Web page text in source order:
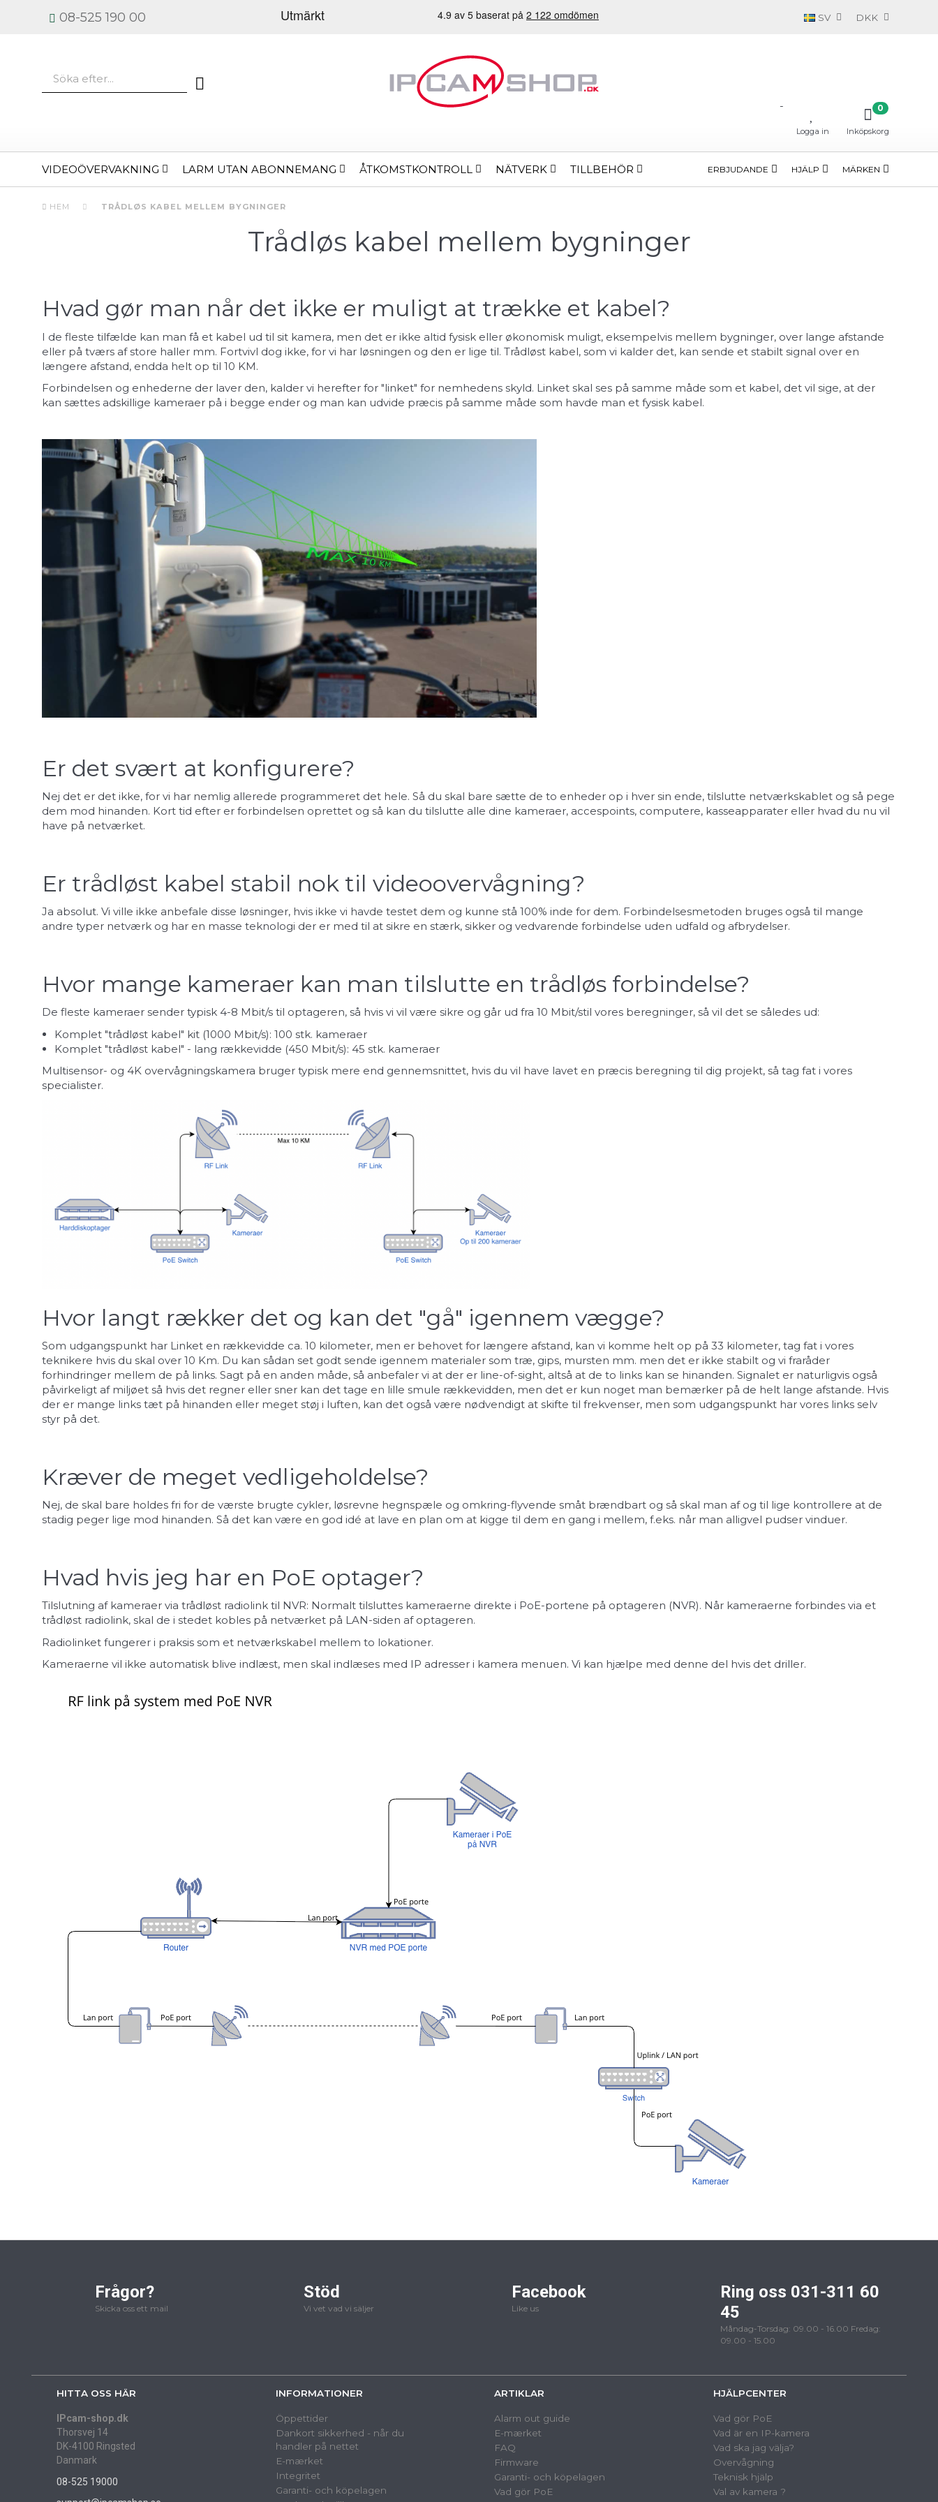
SV DKK
08-525 190 00
-
Logga in Inköpskorg
0
VIDEOÖVERVAKNING LARM UTAN ABONNEMANG ÅTKOMSTKONTROLL NÄTVERK TILLBEHÖR ERBJUDANDE HJÄLP MÄRKEN
HEM TRÅDLØS KABEL MELLEM BYGNINGER
Trådløs kabel mellem bygninger
Hvad gør man når det ikke er muligt at trække et kabel?
I de fleste tilfælde kan man få et kabel ud til sit kamera, men det er ikke altid fysisk eller økonomisk muligt, eksempelvis mellem bygninger, over lange afstande
eller på tværs af store haller mm. Fortvivl dog ikke, for vi har løsningen og den er lige til. Trådløst kabel, som vi kalder det, kan sende et stabilt signal over en
længere afstand, endda helt op til 10 KM.
Forbindelsen og enhederne der laver den, kalder vi herefter for "linket" for nemhedens skyld. Linket skal ses på samme måde som et kabel, det vil sige, at der
kan sættes adskillige kameraer på i begge ender og man kan udvide præcis på samme måde som havde man et fysisk kabel.
Er det svært at konfigurere?
Nej det er det ikke, for vi har nemlig allerede programmeret det hele. Så du skal bare sætte de to enheder op i hver sin ende, tilslutte netværkskablet og så pege
dem mod hinanden. Kort tid efter er forbindelsen oprettet og så kan du tilslutte alle dine kameraer, accespoints, computere, kasseapparater eller hvad du nu vil
have på netværket.
Er trådløst kabel stabil nok til videoovervågning?
Ja absolut. Vi ville ikke anbefale disse løsninger, hvis ikke vi havde testet dem og kunne stå 100% inde for dem. Forbindelsesmetoden bruges også til mange
andre typer netværk og har en masse teknologi der er med til at sikre en stærk, sikker og vedvarende forbindelse uden udfald og afbrydelser.
Hvor mange kameraer kan man tilslutte en trådløs forbindelse?
De fleste kameraer sender typisk 4-8 Mbit/s til optageren, så hvis vi vil være sikre og går ud fra 10 Mbit/stil vores beregninger, så vil det se således ud:
Komplet "trådløst kabel" kit (1000 Mbit/s): 100 stk. kameraer
Komplet "trådløst kabel" - lang rækkevidde (450 Mbit/s): 45 stk. kameraer
Multisensor- og 4K overvågningskamera bruger typisk mere end gennemsnittet, hvis du vil have lavet en præcis beregning til dig projekt, så tag fat i vores
specialister.
Hvor langt rækker det og kan det "gå" igennem vægge?
Som udgangspunkt har Linket en rækkevidde ca. 10 kilometer, men er behovet for længere afstand, kan vi komme helt op på 33 kilometer, tag fat i vores
teknikere hvis du skal over 10 Km. Du kan sådan set godt sende igennem materialer som træ, gips, mursten mm. men det er ikke stabilt og vi fraråder
forhindringer mellem de på links. Sagt på en anden måde, så anbefaler vi at der er line-of-sight, altså at de to links kan se hinanden. Signalet er naturligvis også
påvirkeligt af miljøet så hvis det regner eller sner kan det tage en lille smule rækkevidden, men det er kun noget man bemærker på de helt lange afstande. Hvis
der er mange links tæt på hinanden eller meget støj i luften, kan det også være nødvendigt at skifte til frekvenser, men som udgangspunkt har vores links selv
styr på det.
Kræver de meget vedligeholdelse?
Nej, de skal bare holdes fri for de værste brugte cykler, løsrevne hegnspæle og omkring-flyvende småt brændbart og så skal man af og til lige kontrollere at de
stadig peger lige mod hinanden. Så det kan være en god idé at lave en plan om at kigge til dem en gang i mellem, f.eks. når man alligvel pudser vinduer.
Hvad hvis jeg har en PoE optager?
Tilslutning af kameraer via trådløst radiolink til NVR: Normalt tilsluttes kameraerne direkte i PoE-portene på optageren (NVR). Når kameraerne forbindes via et
trådløst radiolink, skal de i stedet kobles på netværket på LAN-siden af optageren.
Radiolinket fungerer i praksis som et netværkskabel mellem to lokationer.
Kameraerne vil ikke automatisk blive indlæst, men skal indlæses med IP adresser i kamera menuen. Vi kan hjælpe med denne del hvis det driller.
Frågor?
Skicka oss ett mail
Stöd
Vi vet vad vi säljer
Facebook
Like us
Ring oss 031-311 60
45
Måndag-Torsdag: 09.00 - 16.00 Fredag:
09.00 - 15.00
HITTA OSS HÄR
IPcam-shop.dk
Thorsvej 14
DK-4100 Ringsted
Danmark
08-525 19000
INFORMATIONER
Öppettider
Dankort sikkerhed - når du
handler på nettet
E-mærket
Integritet
Garanti- och köpelagen
ARTIKLAR
Alarm out guide
E-mærket
FAQ
Firmware
Garanti- och köpelagen
Vad gör PoE
HJÄLPCENTER
Vad gör PoE
Vad är en IP-kamera
Vad ska jag välja?
Overvågning
Teknisk hjälp
Val av kamera ?